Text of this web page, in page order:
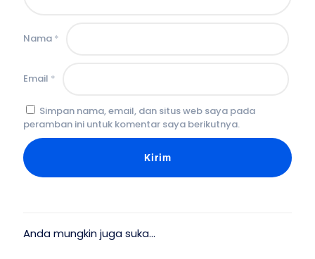
Nama *
Email *
Simpan nama, email, dan situs web saya pada
peramban ini untuk komentar saya berikutnya.
Anda mungkin juga suka…